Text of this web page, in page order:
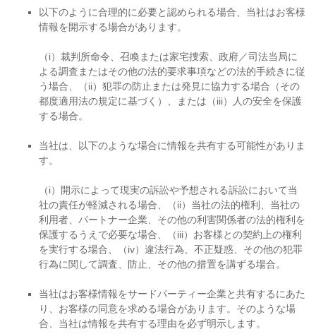
以下のように合理的に必要と認められる場合、当社はお客様
情報を開示する場合があります。
（i）裁判所命令、召喚または家宅捜索、政府／司法当局に
よる調査またはその他の法的要求事項などの法的手続きに従
う場合、（ii）犯罪の防止または発見に協力する場合（その
都度適用法の規定に基づく）、または（iii）人の安全を保護
する場合。
当社は、以下のような場合に情報を共有する可能性がありま
す。
（i）開示によって現実の訴訟や予想される訴訟において当
社の責任が軽減される場合、（ii）当社の法的権利、当社の
利用者、パートナー企業、その他の利害関係者の法的権利を
保護するうえで必要な場合、（iii）お客様との契約上の権利
を実行する場合、（iv）違法行為、不正疑惑、その他の犯罪
行為に関して調査、防止、その他の措置を講ずる場合。
当社はお客様情報をサードパーティー企業と共有するにあた
り、お客様の同意を求める場合があります。そのような場
合、当社は情報を共有する理由を必ず明示します。